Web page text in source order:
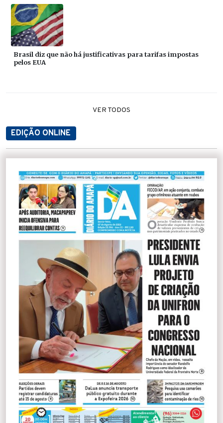
Brasil diz que não há justificativas para tarifas impostas
pelos EUA
VER TODOS
EDIÇÃO ONLINE